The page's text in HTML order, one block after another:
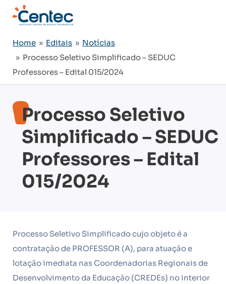
Home » Editais » Notícias
» Processo Seletivo Simplificado – SEDUC
Professores – Edital 015/2024
Processo Seletivo
Simplificado – SEDUC
Professores – Edital
015/2024
Processo Seletivo Simplificado cujo objeto é a
contratação de PROFESSOR (A), para atuação e
lotação imediata nas Coordenadorias Regionais de
Desenvolvimento da Educação (CREDEs) no interior